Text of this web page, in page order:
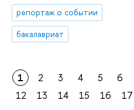
репортаж о событии
бакалавриат
1 2 3 4 5 6
12
13 14 15 16 17